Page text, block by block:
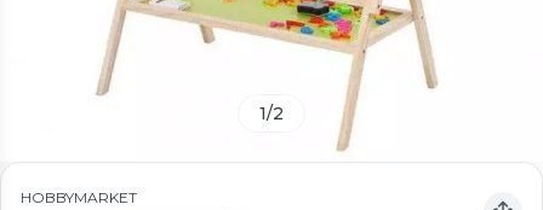
1/2
HOBBYMARKET